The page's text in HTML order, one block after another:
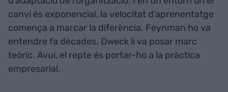
canvi és exponencial, la velocitat d'aprenentatge
comença a marcar la diferència. Feynman ho va
entendre fa dècades. Dweck li va posar marc
teòric. Avui, el repte és portar-ho a la pràctica
empresarial.